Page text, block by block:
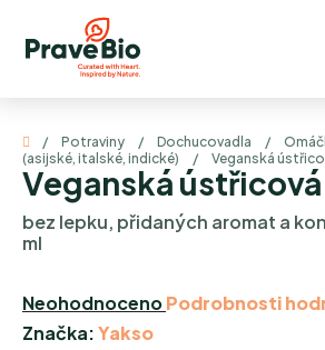
obsah
Domů
/ Potraviny / Dochucovadla /
(asijské, italské, indické)
/ Veganská
Veganská
bez lepku, přidaných aromat a
ml
Průměrné
hodnocení
NeohodnocenoPodrobnosti
Značka:Yakso